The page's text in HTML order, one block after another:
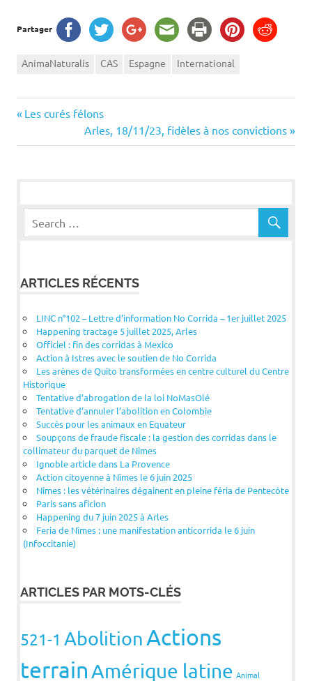
Partager
AnimaNaturalis CAS Espagne International
Navigation
de
Previous
Les curés félons
Next
Post:
Arles, 18/11/23, fidèles à nos convictions
ARTICLES RÉCENTS
LINC n°102 – Lettre d’information No Corrida – 1er juillet 2025
Happening tractage 5 juillet 2025, Arles
Officiel : fin des corridas à Mexico
Action à Istres avec le soutien de No Corrida
Les arènes de Quito transformées en centre culturel du Centre
Historique
Tentative d’abrogation de la loi NoMasOlé
Tentative d’annuler l’abolition en Colombie
Succès pour les animaux en Equateur
Soupçons de fraude fiscale : la gestion des corridas dans le
collimateur du parquet de Nîmes
Ignoble article dans La Provence
Action citoyenne à Nîmes le 6 juin 2025
Nîmes : les vétérinaires dégainent en pleine féria de Pentecôte
Paris sans aficion
Happening du 7 juin 2025 à Arles
Feria de Nîmes : une manifestation anticorrida le 6 juin
(Infoccitanie)
ARTICLES PAR MOTS-CLÉS
521-1 Abolition Actions
terrainAmérique latine Animal